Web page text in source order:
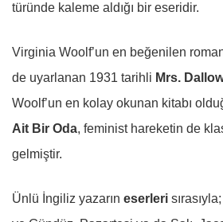
türünde kaleme aldığı bir eseridir.
Virginia Woolf’un en beğenilen
de uyarlanan 1931 tarihli Mrs.
Woolf’un en kolay okunan kitabı
Ait Bir Oda, feminist hareketin de
gelmiştir.
Ünlü İngiliz yazarın eserleri